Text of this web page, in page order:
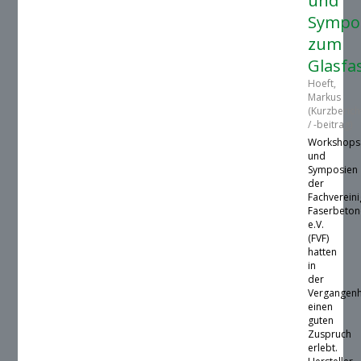
zum
Hoeft,
Markus
/ -beitrag)
Workshops
und
Symposien
der
e.V.
(FVF)
hatten
in
der
einen
guten
Zuspruch
erlebt.